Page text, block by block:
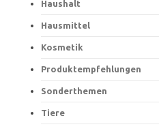
Haushalt
Hausmittel
Kosmetik
Produktempfehlungen
Sonderthemen
Tiere